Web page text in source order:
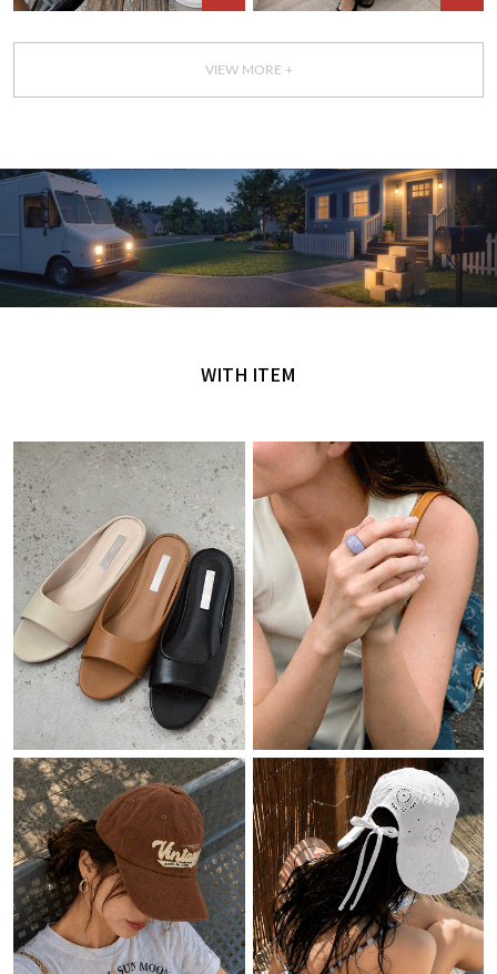
VIEW MORE +
GET IT TODAY
WITH ITEM